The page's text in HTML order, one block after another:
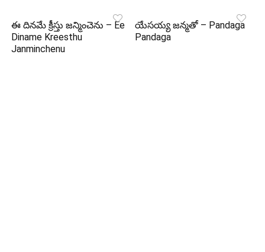
ఈ దినమే క్రీస్తు జన్మించెను – Ee
Diname Kreesthu
Janminchenu
యేసయ్య జన్మతో – Pandaga
Pandaga